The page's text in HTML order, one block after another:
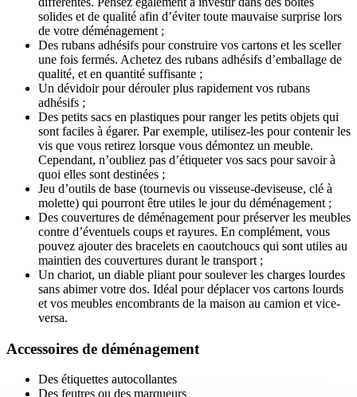
solides et de qualité afin d’éviter toute mauvaise surprise lors
de votre déménagement ;
Des rubans adhésifs pour construire vos cartons et les sceller
une fois fermés. Achetez des rubans adhésifs d’emballage de
qualité, et en quantité suffisante ;
Un dévidoir pour dérouler plus rapidement vos rubans
adhésifs ;
Des petits sacs en plastiques pour ranger les petits objets qui
sont faciles à égarer. Par exemple, utilisez-les pour contenir les
vis que vous retirez lorsque vous démontez un meuble.
Cependant, n’oubliez pas d’étiqueter vos sacs pour savoir à
quoi elles sont destinées ;
Jeu d’outils de base (tournevis ou visseuse-deviseuse, clé à
molette) qui pourront être utiles le jour du déménagement ;
Des couvertures de déménagement pour préserver les meubles
contre d’éventuels coups et rayures. En complément, vous
pouvez ajouter des bracelets en caoutchoucs qui sont utiles au
maintien des couvertures durant le transport ;
Un chariot, un diable pliant pour soulever les charges lourdes
sans abimer votre dos. Idéal pour déplacer vos cartons lourds
et vos meubles encombrants de la maison au camion et vice-
versa.
Accessoires de déménagement
Des étiquettes autocollantes
Des feutres ou des marqueurs